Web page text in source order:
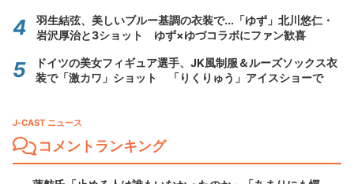
羽生結弦、美しいブルー基調の衣装で...「ゆず」北川悠仁・
岩沢厚治と3ショット ゆず×ゆづコラボにファン歓喜
ドイツの美女フィギュア選手、JK風制服＆ルーズソックス衣
装で「激カワ」ショット 「りくりゅう」アイスショーで
J-CAST ニュース
コメントランキング